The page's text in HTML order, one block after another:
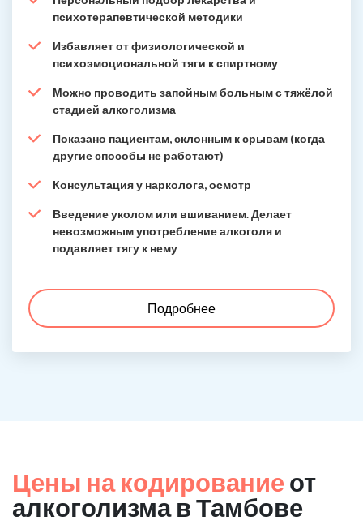
психотерапевтической методики
Избавляет от физиологической и
психоэмоциональной тяги к спиртному
Можно проводить запойным больным с тяжёлой
стадией алкоголизма
Показано пациентам, склонным к срывам (когда
другие способы не работают)
Консультация у нарколога, осмотр
Введение уколом или вшиванием. Делает
невозможным употребление алкоголя и
подавляет тягу к нему
Подробнее
Цены на кодирование от
алкоголизма в Тамбове